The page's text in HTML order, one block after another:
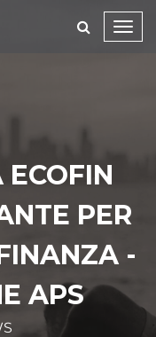
PER
-
APS